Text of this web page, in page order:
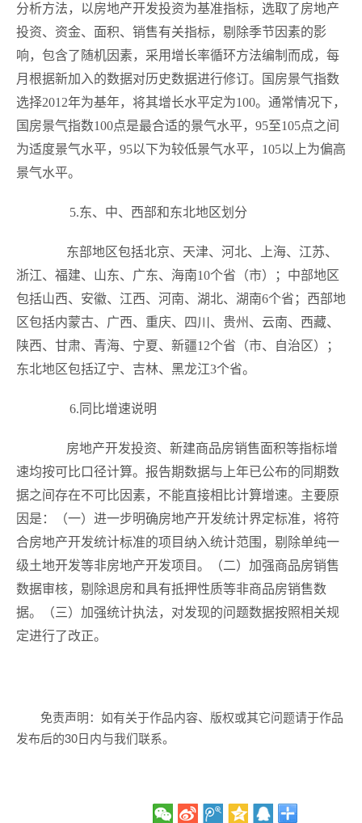
分析方法，以房地产开发投资为基准指标，选取了房地产
投资、资金、面积、销售有关指标，剔除季节因素的影
响，包含了随机因素，采用增长率循环方法编制而成，每
月根据新加入的数据对历史数据进行修订。国房景气指数
选择2012年为基年，将其增长水平定为100。通常情况下，
国房景气指数100点是最合适的景气水平， 95至105点之间
为适度景气水平， 95以下为较低景气水平， 105以上为偏高
景气水平。
5.东、中、西部和东北地区划分
东部地区包括北京、天津、河北、上海、江苏、
浙江、福建、山东、广东、海南10个省（市）；中部地区
包括山西、安徽、江西、河南、湖北、湖南6个省；西部地
区包括内蒙古、广西、重庆、四川、贵州、云南、西藏、
陕西、甘肃、青海、宁夏、新疆12个省（市、自治区）；
东北地区包括辽宁、吉林、黑龙江3个省。
6. 同比增速说明
房地产开发投资、新建商品房销售面积等指标增
速均按可比口径计算。报告期数据与上年已公布的同期数
据之间存在不可比因素，不能直接相比计算增速。主要原
因是：（一）进一步明确房地产开发统计界定标准，将符
合房地产开发统计标准的项目纳入统计范围，剔除单纯一
级土地开发等非房地产开发项目。（二）加强商品房销售
数据审核，剔除退房和具有抵押性质等非商品房销售数
据。（三）加强统计执法，对发现的问题数据按照相关规
定进行了改正。
免责声明：如有关于作品内容、版权或其它问题请于作品
发布后的30日内与我们联系。